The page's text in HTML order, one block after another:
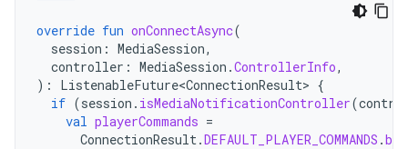
override fun onConnectAsync(
session : MediaSession,
controller : MediaSession .ControllerInfo,
):
ListenableFuture<ConnectionResult> {
if (session . isMediaNotificationController(
val playerCommands =
ConnectionResult.DEFAULT_PLAYER_COMMANDS .